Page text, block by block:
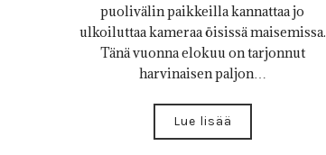
puolivälin paikkeilla kannattaa jo
ulkoiluttaa kameraa öisissä maisemissa.
Tänä vuonna elokuu on tarjonnut
harvinaisen paljon…
Lue lisää